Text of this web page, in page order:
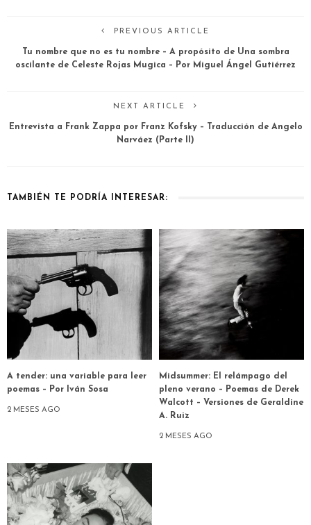
PREVIOUS ARTICLE
Tu nombre que no es tu nombre – A propósito de Una sombra
oscilante de Celeste Rojas Mugica – Por Miguel Ángel Gutiérrez
NEXT ARTICLE
Entrevista a Frank Zappa por Franz Kofsky – Traducción de Angelo
Narváez (Parte II)
TAMBIÉN TE PODRÍA INTERESAR:
A tender: una variable para leer
poemas – Por Iván Sosa
2 MESES AGO
Midsummer: El relámpago del
pleno verano – Poemas de Derek
Walcott – Versiones de Geraldine
A. Ruiz
2 MESES AGO